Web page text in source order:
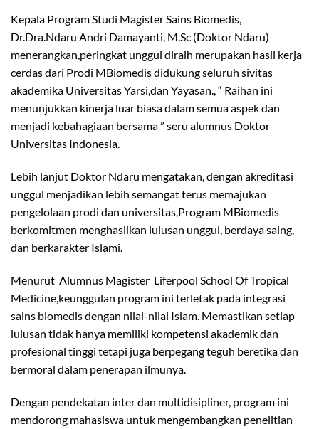
Kepala Program Studi Magister Sains Biomedis,
Dr.Dra.Ndaru Andri Damayanti, M.Sc (Doktor Ndaru)
menerangkan,peringkat unggul diraih merupakan hasil kerja
cerdas dari Prodi MBiomedis didukung seluruh sivitas
akademika Universitas Yarsi,dan Yayasan., “ Raihan ini
menunjukkan kinerja luar biasa dalam semua aspek dan
menjadi kebahagiaan bersama ” seru alumnus Doktor
Universitas Indonesia.
Lebih lanjut Doktor Ndaru mengatakan, dengan akreditasi
unggul menjadikan lebih semangat terus memajukan
pengelolaan prodi dan universitas,Program MBiomedis
berkomitmen menghasilkan lulusan unggul, berdaya saing,
dan berkarakter Islami.
Menurut Alumnus Magister Liferpool School Of Tropical
Medicine,keunggulan program ini terletak pada integrasi
sains biomedis dengan nilai-nilai Islam. Memastikan setiap
lulusan tidak hanya memiliki kompetensi akademik dan
profesional tinggi tetapi juga berpegang teguh beretika dan
bermoral dalam penerapan ilmunya.
Dengan pendekatan inter dan multidisipliner, program ini
mendorong mahasiswa untuk mengembangkan penelitian